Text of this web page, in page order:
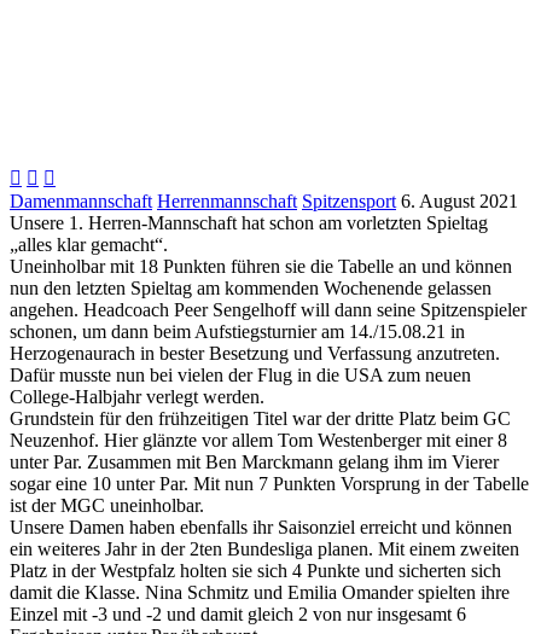
  
Damenmannschaft Herrenmannschaft Spitzensport 6. August 2021
Unsere 1. Herren-Mannschaft hat schon am vorletzten Spieltag
„alles klar gemacht“.
Uneinholbar mit 18 Punkten führen sie die Tabelle an und können
nun den letzten Spieltag am kommenden Wochenende gelassen
angehen. Headcoach Peer Sengelhoff will dann seine Spitzenspieler
schonen, um dann beim Aufstiegsturnier am 14./15.08.21 in
Herzogenaurach in bester Besetzung und Verfassung anzutreten.
Dafür musste nun bei vielen der Flug in die USA zum neuen
College-Halbjahr verlegt werden.
Grundstein für den frühzeitigen Titel war der dritte Platz beim GC
Neuzenhof. Hier glänzte vor allem Tom Westenberger mit einer 8
unter Par. Zusammen mit Ben Marckmann gelang ihm im Vierer
sogar eine 10 unter Par. Mit nun 7 Punkten Vorsprung in der Tabelle
ist der MGC uneinholbar.
Unsere Damen haben ebenfalls ihr Saisonziel erreicht und können
ein weiteres Jahr in der 2ten Bundesliga planen. Mit einem zweiten
Platz in der Westpfalz holten sie sich 4 Punkte und sicherten sich
damit die Klasse. Nina Schmitz und Emilia Omander spielten ihre
Einzel mit -3 und -2 und damit gleich 2 von nur insgesamt 6